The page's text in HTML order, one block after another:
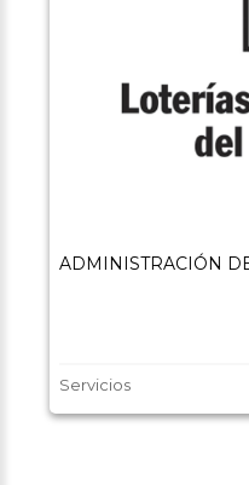
ADMINISTRACIÓN
Servicios